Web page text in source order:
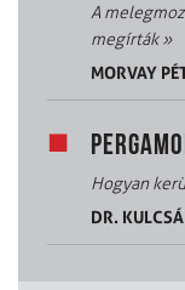
A
megírták»
MORVAY
Hogyan
DR.